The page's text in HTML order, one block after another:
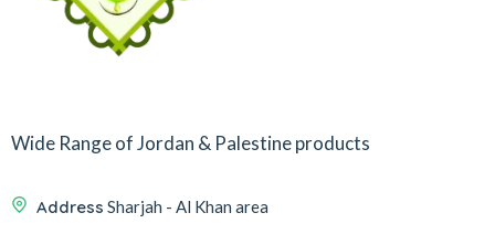
Wide Range of Jordan & Palestine products
Address Sharjah - Al Khan area